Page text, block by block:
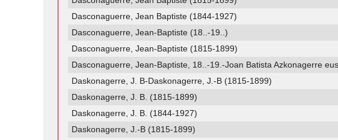
Dasconaguerre, Jean Baptiste (1844-1927)
Dasconaguerre, Jean-Baptiste (18..-19..)
Dasconaguerre, Jean-Baptiste (1815-1899)
Dasconaguerre, Jean-Baptiste, 18..-19.-Joan Batista Azkonagerre
Daskonagerre, J. B-Daskonagerre, J.-B (1815-1899)
Daskonagerre, J. B. (1815-1899)
Daskonagerre, J. B. (1844-1927)
Daskonagerre, J.-B (1815-1899)